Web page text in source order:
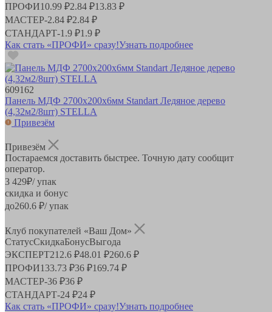
ПРОФИ10.99 ₽2.84 ₽13.83 ₽
МАСТЕР-2.84 ₽2.84 ₽
СТАНДАРТ-1.9 ₽1.9 ₽
Как стать «ПРОФИ» сразу!Узнать подробнее
609162
Панель МДФ 2700х200х6мм Standart Ледяное дерево
(4,32м2/8шт) STELLA
Привезём
Привезём
Постараемся доставить быстрее. Точную дату сообщит
оператор.
3 429₽/ упак
скидка и бонус
до260.6 ₽/ упак
Клуб покупателей «Ваш Дом»
СтатусСкидкаБонусВыгода
ЭКСПЕРТ212.6 ₽48.01 ₽260.6 ₽
ПРОФИ133.73 ₽36 ₽169.74 ₽
МАСТЕР-36 ₽36 ₽
СТАНДАРТ-24 ₽24 ₽
Как стать «ПРОФИ» сразу!Узнать подробнее